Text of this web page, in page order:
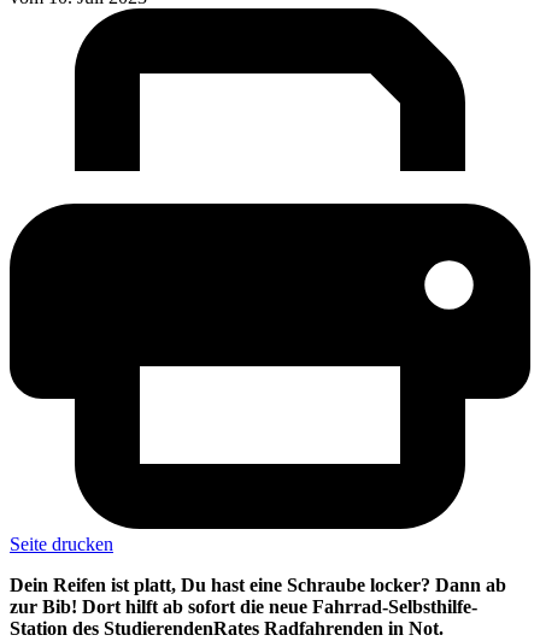
Seite drucken
Dein Reifen ist platt, Du hast eine Schraube locker? Dann ab
zur Bib! Dort hilft ab sofort die neue Fahrrad-Selbsthilfe-
Station des StudierendenRates Radfahrenden in Not.